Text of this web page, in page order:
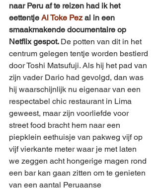
naar Peru af te reizen had ik het
eettentje Al Toke Pez al in een
smaakmakende documentaire op
Netflix gespot. De potten van dit in het
centrum gelegen tentje worden bestierd
door Toshi Matsufuji. Als hij het pad van
zijn vader Dario had gevolgd, dan was
hij waarschijnlijk nu eigenaar van een
respectabel chic restaurant in Lima
geweest, maar zijn voorliefde voor
street food bracht hem naar een
piepklein eethuisje van pakweg vijf op
vijf vierkante meter waar je met laten
we zeggen acht hongerige magen rond
een bar kan gaan zitten om te genieten
van een aantal Peruaanse